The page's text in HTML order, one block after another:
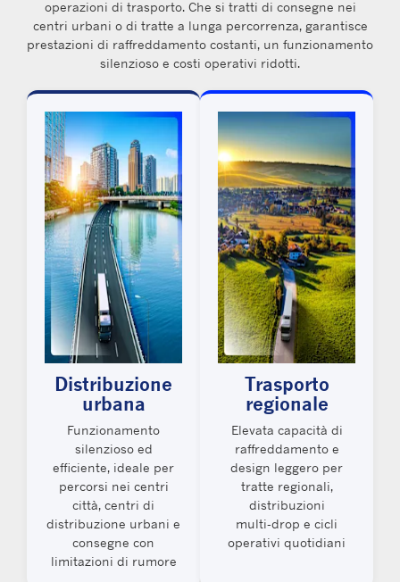
operazioni di trasporto. Che si tratti di consegne nei
centri urbani o di tratte a lunga percorrenza, garantisce
prestazioni di raffreddamento costanti, un funzionamento
silenzioso e costi operativi ridotti.
Distribuzione
urbana
Funzionamento
silenzioso ed
efficiente, ideale per
percorsi nei centri
città, centri di
distribuzione urbani e
consegne con
limitazioni di rumore
Trasporto
regionale
Elevata capacità di
raffreddamento e
design leggero per
tratte regionali,
distribuzioni
multi‑drop e cicli
operativi quotidiani